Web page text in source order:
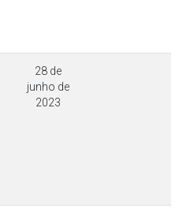
28 de
junho de
2023